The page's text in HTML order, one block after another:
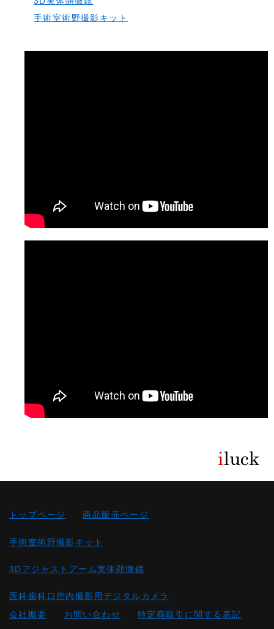
手術室術野撮影キット
トップページ 商品販売ページ
手術室術野撮影キット
3Dアジャストアーム実体顕微鏡
医科歯科口腔内撮影用デジタルカメラ
会社概要
お問い合わせ 特定商取引に関する表記